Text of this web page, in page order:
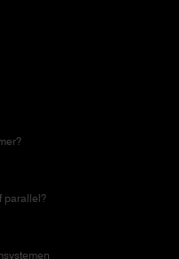
parallel?